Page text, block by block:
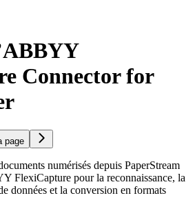
Connector for
page
numérisés depuis PaperStream
FlexiCapture pour la reconnaissance, la
données et la conversion en formats